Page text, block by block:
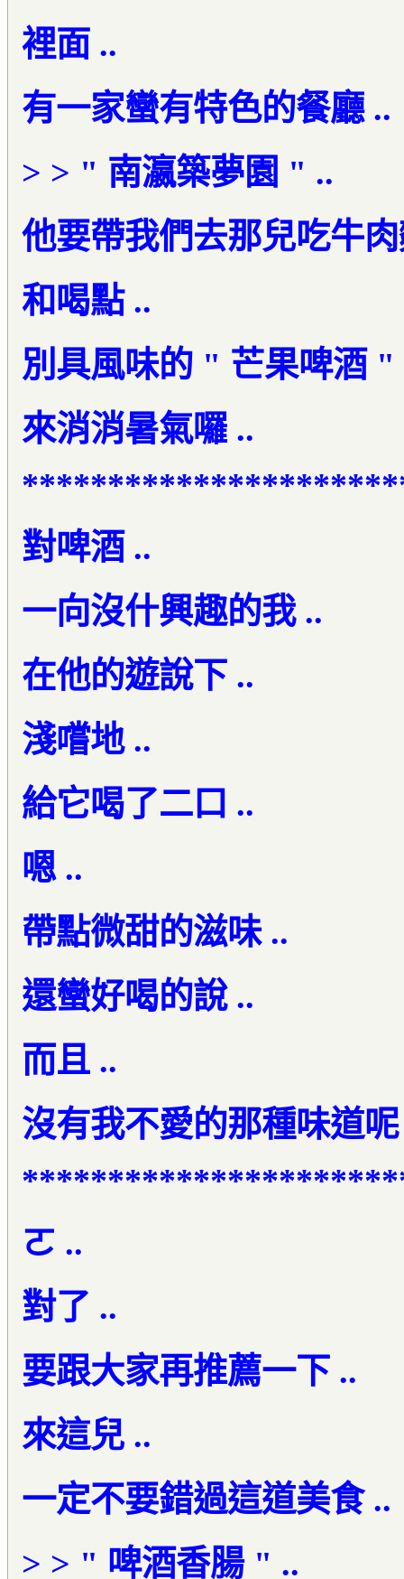
裡面 ..
有一家蠻有特色的餐廳 ..
> > " 南瀛築夢園 " ..
他要帶我們去那兒吃牛
和喝點 ..
別具風味的 " 芒果啤酒 "
來消消暑氣囉 ..
對啤酒 ..
一向沒什興趣的我 ..
在他的遊說下 ..
淺嚐地 ..
給它喝了二口 ..
嗯 ..
帶點微甜的滋味 ..
還蠻好喝的說 ..
而且 ..
沒有我不愛的那種味道
ㄛ ..
對了 ..
要跟大家再推薦一下 ..
來這兒 ..
一定不要錯過這道美食 ..
> > " 啤酒香腸 " ..